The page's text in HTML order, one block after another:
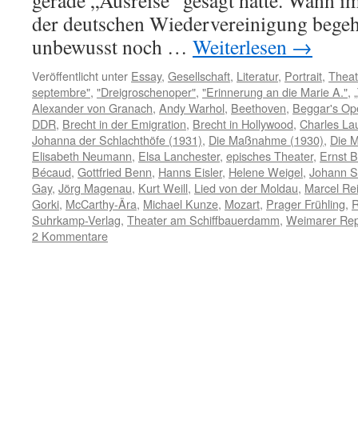
der deutschen Wiedervereinigung
unbewusst noch … Weiterlesen →
Veröffentlicht unter Essay, Gesellschaft, Literatur, Portrait,
septembre", "Dreigroschenoper", "Erinnerung an die Marie A.",
Alexander von Granach, Andy Warhol, Beethoven, Beggar's
DDR, Brecht in der Emigration, Brecht in Hollywood, Charles
Johanna der Schlachthöfe (1931), Die Maßnahme (1930), Die
Elisabeth Neumann, Elsa Lanchester, episches Theater, Ernst
Bécaud, Gottfried Benn, Hanns Eisler, Helene Weigel, Johann
Gay, Jörg Magenau, Kurt Weill, Lied von der Moldau, Marcel
Gorki, McCarthy-Ära, Michael Kunze, Mozart, Prager Frühling,
Suhrkamp-Verlag, Theater am Schiffbauerdamm, Weimarer
2 Kommentare